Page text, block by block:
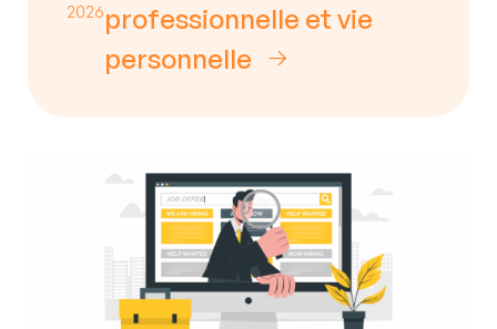
2026professionnelle et vie
personnelle